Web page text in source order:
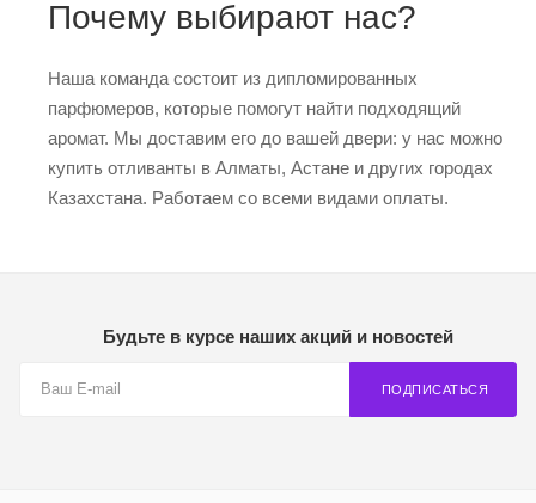
Почему выбирают нас?
Наша команда состоит из дипломированных
парфюмеров, которые помогут найти подходящий
аромат. Мы доставим его до вашей двери: у нас можно
купить отливанты в Алматы, Астане и других городах
Казахстана. Работаем со всеми видами оплаты.
Будьте в курсе наших акций и новостей
ПОДПИСАТЬСЯ